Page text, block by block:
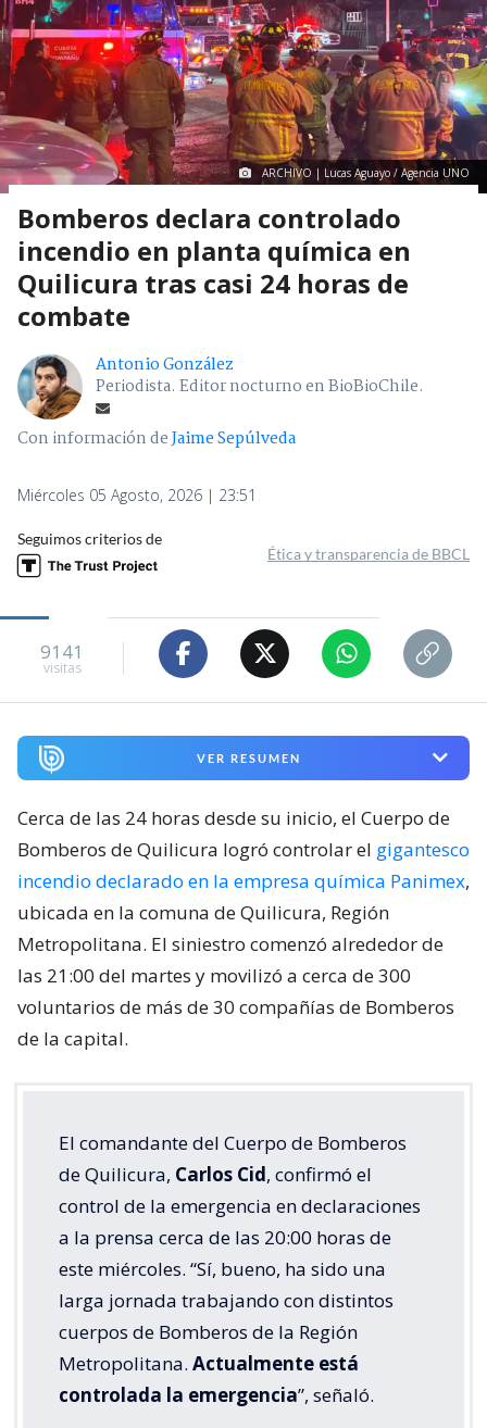
ARCHIVO | Lucas Aguayo / Agencia UNO
Bomberos declara controlado
incendio en planta química en
Quilicura tras casi 24 horas de
combate
Antonio González
Periodista. Editor nocturno en BioBioChile.
Con información deJaime Sepúlveda
Miércoles 05 Agosto, 2026 | 23:51
Seguimos criterios de
Ética y transparencia de BBCL
9141
visitas
VER RESUMEN
Cerca de las 24 horas desde su inicio, el Cuerpo de
Bomberos de Quilicura logró controlar el gigantesco
incendio declarado en la empresa química Panimex,
ubicada en la comuna de Quilicura, Región
Metropolitana. El siniestro comenzó alrededor de
las 21:00 del martes y movilizó a cerca de 300
voluntarios de más de 30 compañías de Bomberos
de la capital.
El comandante del Cuerpo de Bomberos
de Quilicura, Carlos Cid, confirmó el
control de la emergencia en declaraciones
a la prensa cerca de las 20:00 horas de
este miércoles. “Sí, bueno, ha sido una
larga jornada trabajando con distintos
cuerpos de Bomberos de la Región
Metropolitana. Actualmente está
controlada la emergencia”, señaló.